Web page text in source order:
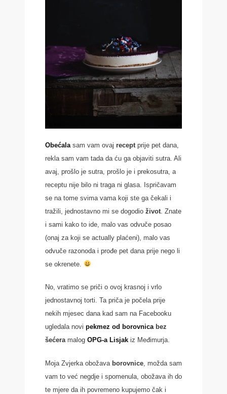
Obećala sam vam ovaj recept prije pet dana,
rekla sam vam tada da ću ga objaviti sutra. Ali
avaj, prošlo je sutra, prošlo je i prekosutra, a
receptu nije bilo ni traga ni glasa. Ispričavam
se na tome svima vama koji ste ga čekali i
tražili, jednostavno mi se dogodio život . Znate
i sami kako to ide, malo vas odvuče posao
(onaj za koji se actually plaćeni), malo vas
odvuče razonoda i prođe pet dana prije nego li
se okrenete.
No, vratimo se priči o ovoj krasnoj i vrlo
jednostavnoj torti. Ta priča je počela prije
nekih mjesec dana kad sam na Facebooku
ugledala novi pekmez od borovnicabez
šećeramalog OPG-a Lisjak iz Međimurja.
Moja Zvjerka obožava borovnice , možda sam
vam to već negdje i spomenula, obožava ih do
te mjere da ih povremeno kupujemo čak i